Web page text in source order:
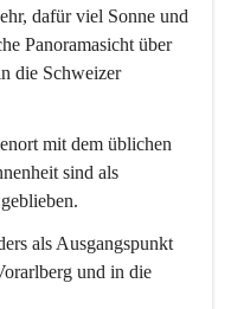
dafür viel Sonne und
Panoramasicht über
die Schweizer
mit dem üblichen
sind als
als Ausgangspunkt
und in die